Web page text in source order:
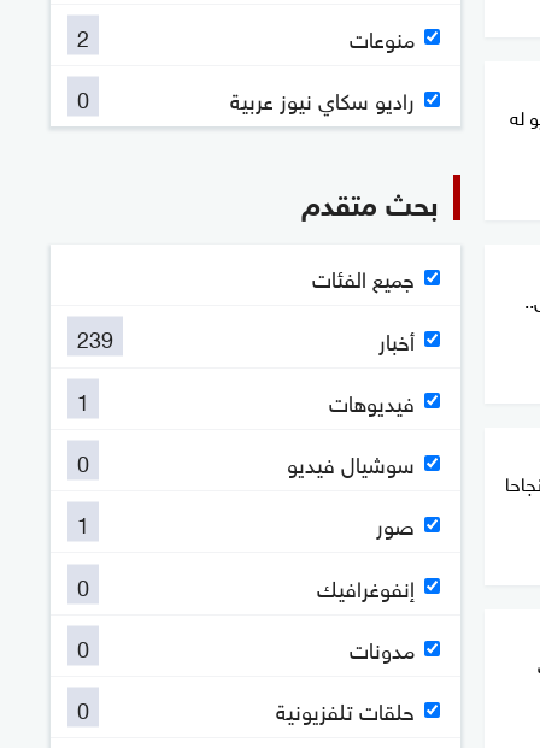
له
منوعات
2
راديو سكاي نيوز عربية
0
بحث متقدم
جميع الفئات
أخبار
239
فيديوهات
1
سوشيال فيديو
0
صور
1
إنفوغرافيك
0
مدونات
0
حلقات تلفزيونية
0